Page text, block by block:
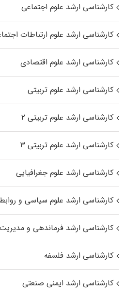
کارشناسی ارشد علوم اجتماعی
کارشناسی ارشد علوم ارتباطات
کارشناسی ارشد علوم اقتصادی
کارشناسی ارشد علوم تربیتی
کارشناسی ارشد علوم تربیتی ۲
کارشناسی ارشد علوم تربیتی ۳
کارشناسی ارشد علوم جغرافیایی
کارشناسی ارشد علوم سیاسی و
کارشناسی ارشد فرماندهی و
کارشناسی ارشد فلسفه
کارشناسی ارشد ایمنی صنعتی